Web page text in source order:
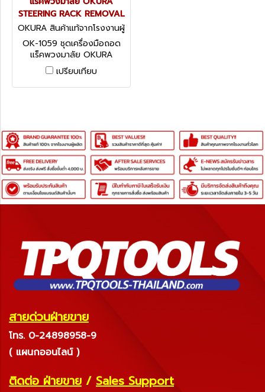
STEERING RACK REMOVAL
OKURA สินค้าแท้จากโรงงานผู้
ผลิต OK-1059
OK-1059 ชุดเครื่องมือถอด
แร็คพวงมาลัย OKURA
STEERING RACK REMOVAL
เปรียบเทียบ
สายด่วนฝ่ายขาย
โทร. 0-24898958-9
( แผนกออนไลน์ )
ติดต่อ ฝ่ายขาย / Sales Support